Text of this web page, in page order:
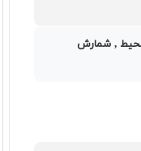
, شمارش